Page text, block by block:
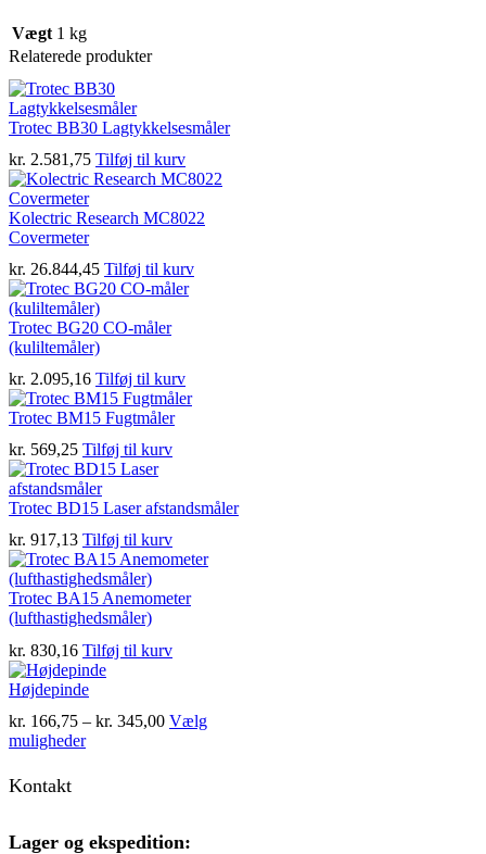
Vægt 1 kg
Relaterede produkter
Trotec BB30 Lagtykkelsesmåler
kr. 2.581,75 Tilføj til kurv
Kolectric Research MC8022
Covermeter
kr. 26.844,45 Tilføj til kurv
Trotec BG20 CO-måler
(kuliltemåler)
kr. 2.095,16 Tilføj til kurv
Trotec BM15 Fugtmåler
kr. 569,25 Tilføj til kurv
Trotec BD15 Laser afstandsmåler
kr. 917,13 Tilføj til kurv
Trotec BA15 Anemometer
(lufthastighedsmåler)
kr. 830,16 Tilføj til kurv
Højdepinde
kr. 166,75 – kr. 345,00Prisinterval:
Vælg
mulighederDette
Mulighederne
Kontakt
Lager og ekspedition: